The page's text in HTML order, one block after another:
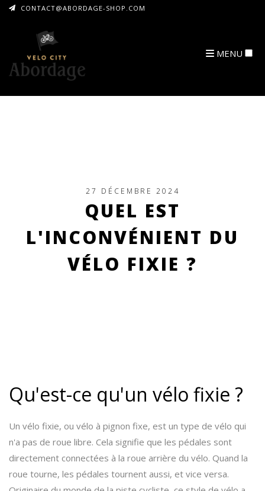
CONTACT@ABORDAGE-SHOP.COM
MENU
ARCHIVES
27 DÉCEMBRE 2024
QUEL EST
L'INCONVÉNIENT DU
VÉLO FIXIE ?
Qu'est-ce qu'un vélo fixie ?
Un vélo fixie, ou vélo à pignon fixe, est un type de vélo qui
n'a pas de roue libre. Cela signifie que les pédales sont
directement connectées à la roue arrière du vélo. Quand la
roue tourne, les pédales tournent aussi, et vice versa.